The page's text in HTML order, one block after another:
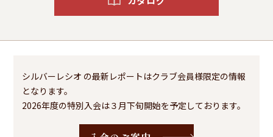
シルバーレシオ の最新レポートはクラブ会員様限定の情報
となります。
2026年度の特別入会は３月下旬開始を予定しております。